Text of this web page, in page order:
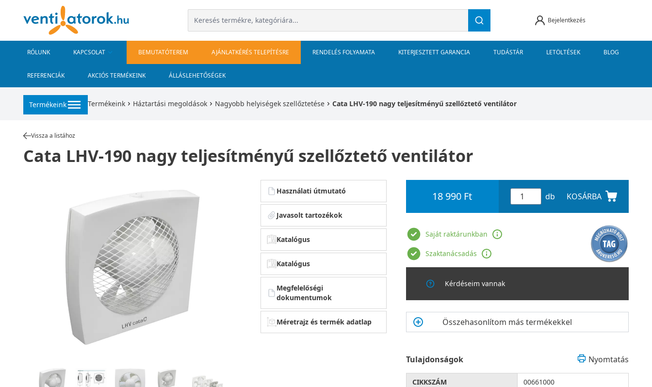
Bejelentkezés
RÓLUNK KAPCSOLAT BEMUTATÓTEREM AJÁNLATKÉRÉS TELEPÍTÉSRE RENDELÉS FOLYAMATA KITERJESZTETT GARANCIA TUDÁSTÁR LETÖLTÉSEK BLOG
REFERENCIÁK AKCIÓS TERMÉKEINK ÁLLÁSLEHETŐSÉGEK
Termékeink Termékeink Háztartási megoldások Nagyobb helyiségek szellőztetése Cata LHV-190 nagy teljesítményű szellőztető ventilátor
Vissza a listához
Cata LHV-190 nagy teljesítményű szellőztető ventilátor
Használati útmutató
Javasolt tartozékok
Katalógus
Katalógus
Megfelelőségi
dokumentumok
Méretrajz és termék adatlap
18 990 Ft db KOSÁRBA
Saját raktárunkban
Szaktanácsadás
Kérdéseim vannak
Összehasonlítom más termékekkel
Tulajdonságok Nyomtatás
CIKKSZÁM
00661000